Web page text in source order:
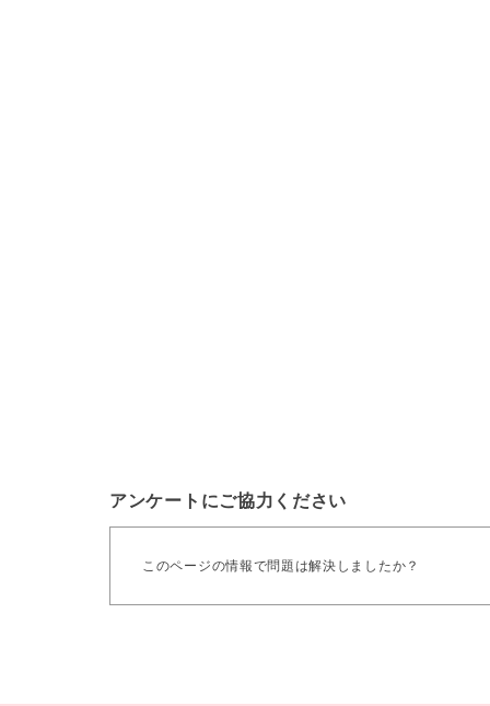
アンケートにご協力ください
このページの情報で問題は解決しましたか？